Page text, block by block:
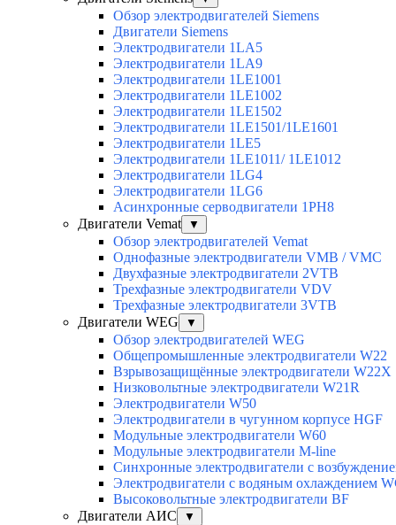
Обзор электродвигателей Siemens
Двигатели Siemens
Электродвигатели 1LA5
Электродвигатели 1LA9
Электродвигатели 1LE1001
Электродвигатели 1LE1002
Электродвигатели 1LE1502
Электродвигатели 1LE1501/1LE1601
Электродвигатели 1LE5
Электродвигатели 1LE1011/ 1LE1012
Электродвигатели 1LG4
Электродвигатели 1LG6
Асинхронные серводвигатели 1PH8
Двигатели Vemat
▼
Обзор электродвигателей Vemat
Однофазные электродвигатели VMB / VMC
Двухфазные электродвигатели 2VTB
Трехфазные электродвигатели VDV
Трехфазные электродвигатели 3VTB
Двигатели WEG
▼
Обзор электродвигателей WEG
Общепромышленные электродвигатели W22
Взрывозащищённые электродвигатели W22X
Низковольтные электродвигатели W21R
Электродвигатели W50
Электродвигатели в чугунном корпусе HGF
Модульные электродвигатели W60
Модульные электродвигатели M-line
Синхронные электродвигатели с
Электродвигатели с водяным охлаждением
Высоковольтные электродвигатели BF
Двигатели АИС
▼